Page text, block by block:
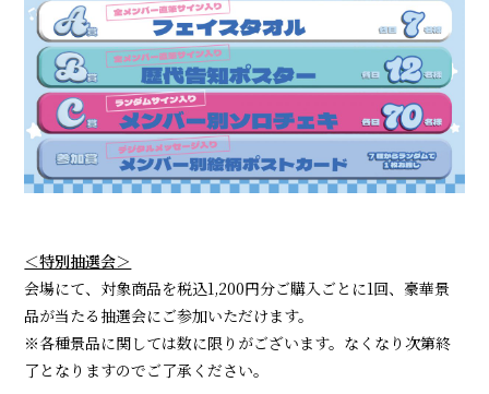
会員登録 ログイン
＜特別抽選会＞
会場にて、対象商品を税込1,200円分ご購入ごとに1回、豪華景
品が当たる抽選会にご参加いただけます。
※各種景品に関しては数に限りがございます。なくなり次第終
了となりますのでご了承ください。